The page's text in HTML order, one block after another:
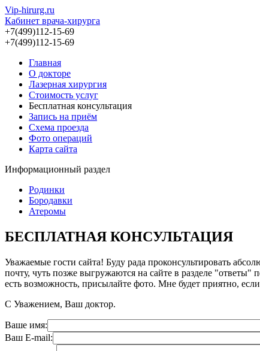
Vip-hirurg.ru
Кабинет врача-хирурга
+7(499)112-15-69
+7(499)112-15-69
Главная
О докторе
Лазерная хирургия
Стоимость услуг
Бесплатная консультация
Запись на приём
Схема проезда
Фото операций
Карта сайта
Информационный раздел
Родинки
Бородавки
Атеромы
БЕСПЛАТНАЯ КОНСУЛЬТАЦИЯ
Уважаемые гости сайта! Буду рада проконсультировать
почту, чуть позже выгружаются на сайте в разделе
есть возможность, присылайте фото. Мне будет приятно,
С Уважением, Ваш доктор.
Ваше имя:
Ваш E-mail: